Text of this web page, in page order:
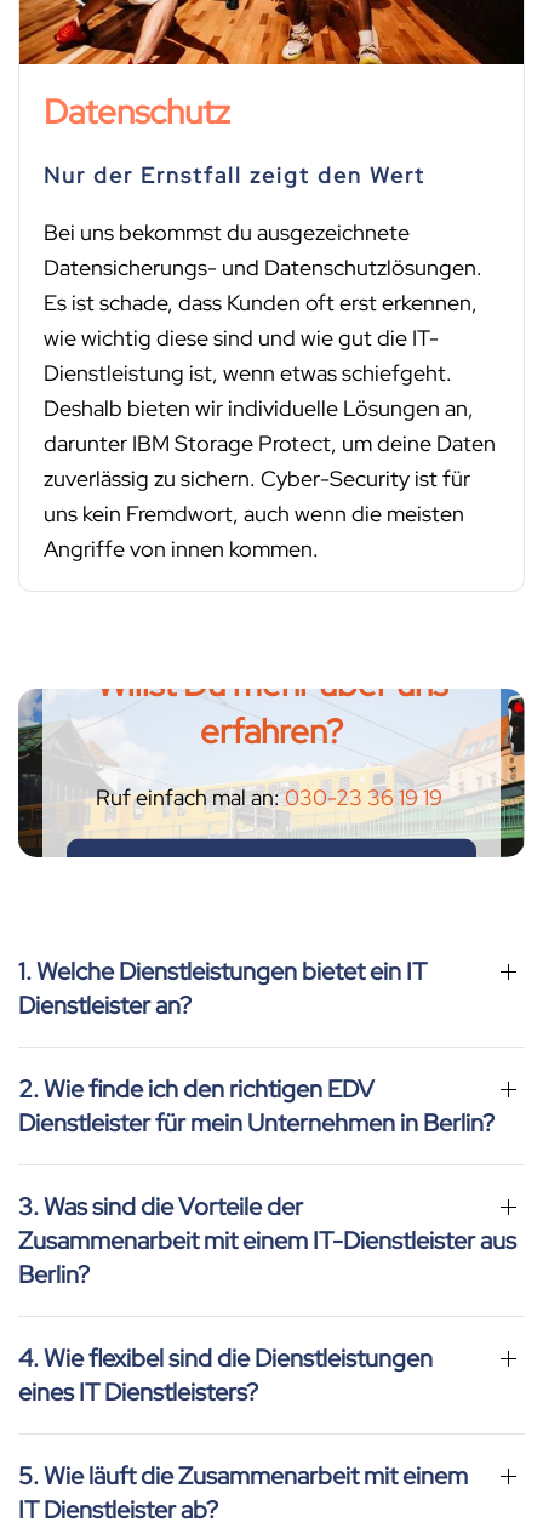
Datenschutz
Nur der Ernstfall zeigt den Wert
Bei uns bekommst du ausgezeichnete
Datensicherungs- und Datenschutzlösungen.
Es ist schade, dass Kunden oft erst erkennen,
wie wichtig diese sind und wie gut die IT-
Dienstleistung ist, wenn etwas schiefgeht.
Deshalb bieten wir individuelle Lösungen an,
darunter IBM Storage Protect, um deine Daten
zuverlässig zu sichern. Cyber-Security ist für
uns kein Fremdwort, auch wenn die meisten
Angriffe von innen kommen.
Willst Du mehr über uns
erfahren?
Ruf einfach mal an:030-23 36 19 19
ODER SCHICK NE MAIL
1. Welche Dienstleistungen bietet ein IT
Dienstleister an?
2. Wie finde ich den richtigen EDV
Dienstleister für mein Unternehmen in Berlin?
3. Was sind die Vorteile der
Zusammenarbeit mit einem IT-Dienstleister aus
Berlin?
4. Wie flexibel sind die Dienstleistungen
eines IT Dienstleisters?
5. Wie läuft die Zusammenarbeit mit einem
IT Dienstleister ab?